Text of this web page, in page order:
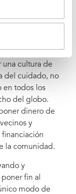
no quede nadie
universal
a los servicios
una cultura de
del cuidado, no
en todos los
del globo.
dinero de
y
financiación
la comunidad.
y
fin al
modo de